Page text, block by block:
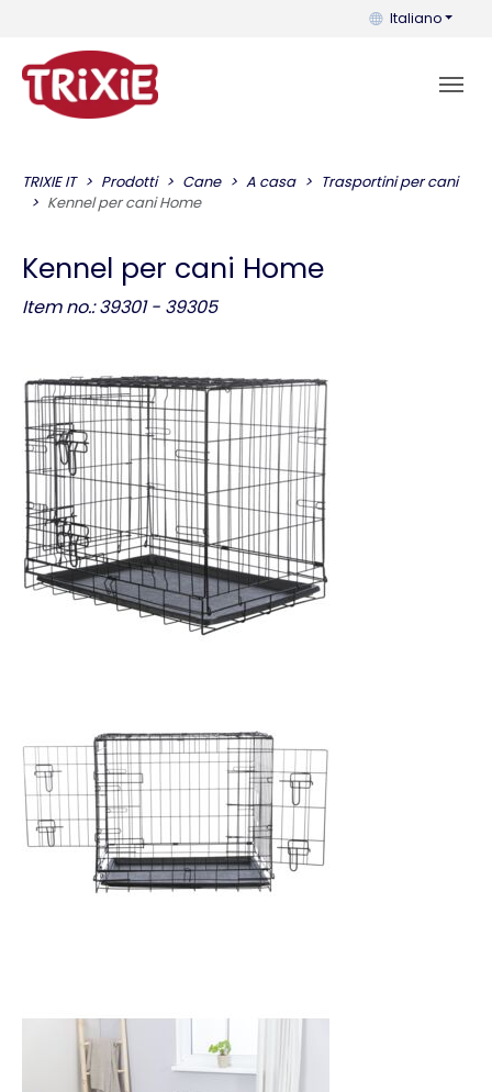
Puoi cambiare
Italiano
TRIXIE IT Prodotti Cane A casa
Trasportini per cani
Kennel per cani Home
Kennel per cani Home
Item no.: 39301 - 39305